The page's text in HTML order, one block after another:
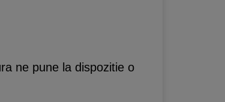
ne pune la dispozitie o